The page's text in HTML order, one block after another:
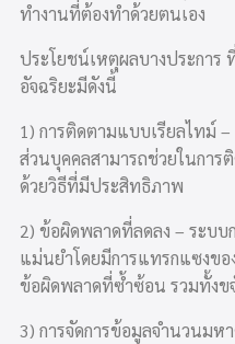
ทำงานที่ต้องทำด้วยตนเอง
ประโยชน์เหตุผลบางประการ
อัจฉริยะมีดังนี้
1) การติดตามแบบเรียลไทม์
ส่วนบุคคลสามารถช่วยในการ
ด้วยวิธีที่มีประสิทธิภาพ
2) ข้อผิดพลาดที่ลดลง – ระบบ
แม่นยำโดยมีการแทรกแซงข
ข้อผิดพลาดที่ซ้ำซ้อน รวมทั้งข
3) การจัดการข้อมูลจำนวนมห